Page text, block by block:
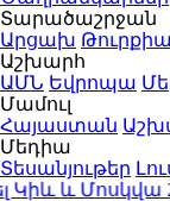
Տարածաշրջան
Արցախ Թուրքիա
Աշխարհ
ԱՄՆ Եվրոպա
Մամուլ
Հայաստան
Մեդիա
Տեսանյութեր
և Մոսկվա